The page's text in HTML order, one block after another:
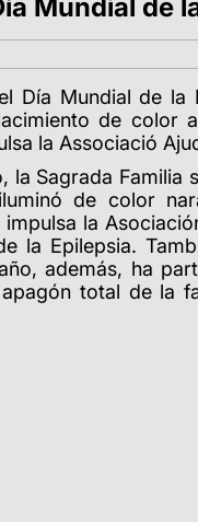
Mundial de
Día Mundial de la
de color
la Associació
la Sagrada
de color
impulsa la
la Epilepsia.
además, ha
total de la